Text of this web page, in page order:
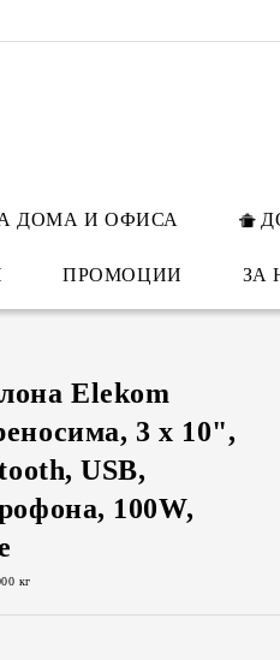
ДОМА И ОФИСА
ПРОМОЦИИ ЗА
Elekom
3 х 10",
USB,
100W,
кг